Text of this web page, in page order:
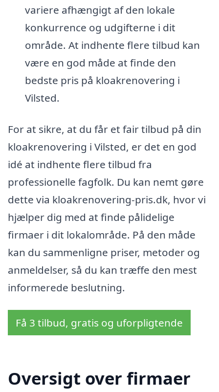
variere afhængigt af den lokale
konkurrence og udgifterne i dit
område. At indhente flere tilbud kan
være en god måde at finde den
bedste pris på kloakrenovering i
Vilsted.
For at sikre, at du får et fair tilbud på din
kloakrenovering i Vilsted, er det en god
idé at indhente flere tilbud fra
professionelle fagfolk. Du kan nemt gøre
dette via kloakrenovering-pris.dk, hvor vi
hjælper dig med at finde pålidelige
firmaer i dit lokalområde. På den måde
kan du sammenligne priser, metoder og
anmeldelser, så du kan træffe den mest
informerede beslutning.
Få 3 tilbud, gratis og uforpligtende
Oversigt over firmaer